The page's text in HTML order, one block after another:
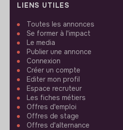
LIENS UTILES
Toutes les annonces
Se former à l'impact
Le media
Publier une annonce
Connexion
Créer un compte
Editer mon profil
Espace recruteur
Les fiches métiers
Offres d'emploi
Offres de stage
Offres d'alternance